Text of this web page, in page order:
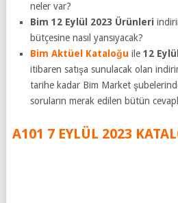
neler var?
Bim 12 Eylül 2023 Ürünleri
bütçesine nasıl yansıyacak?
Bim Aktüel Kataloğu ile12
itibaren satışa sunulacak olan
tarihe kadar Bim Market
soruların merak edilen bütün
A101 7 EYLÜL 2023